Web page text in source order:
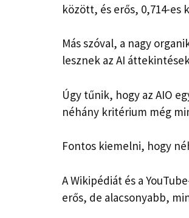
között, és erős, 0,714-es
Más szóval, a nagy
lesznek az AI
Úgy tűnik, hogy az AIO
néhány kritérium még
Fontos kiemelni, hogy
A Wikipédiát és a
erős, de alacsonyabb,